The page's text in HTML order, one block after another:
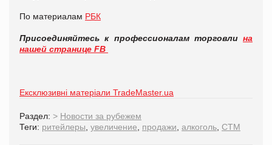
По материалам РБК
Присоединяйтесь к профессионалам торговли на
нашей странице FB
Ексклюзивні матеріали TradeMaster.ua
Раздел: > Новости за рубежем
Теги: ритейлеры увеличение продажи алкоголь СТМ